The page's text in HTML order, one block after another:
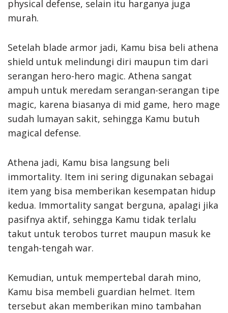
physical defense, selain itu harganya juga
murah.
Setelah blade armor jadi, Kamu bisa beli athena
shield untuk melindungi diri maupun tim dari
serangan hero-hero magic. Athena sangat
ampuh untuk meredam serangan-serangan tipe
magic, karena biasanya di mid game, hero mage
sudah lumayan sakit, sehingga Kamu butuh
magical defense.
Athena jadi, Kamu bisa langsung beli
immortality. Item ini sering digunakan sebagai
item yang bisa memberikan kesempatan hidup
kedua. Immortality sangat berguna, apalagi jika
pasifnya aktif, sehingga Kamu tidak terlalu
takut untuk terobos turret maupun masuk ke
tengah-tengah war.
Kemudian, untuk mempertebal darah mino,
Kamu bisa membeli guardian helmet. Item
tersebut akan memberikan mino tambahan